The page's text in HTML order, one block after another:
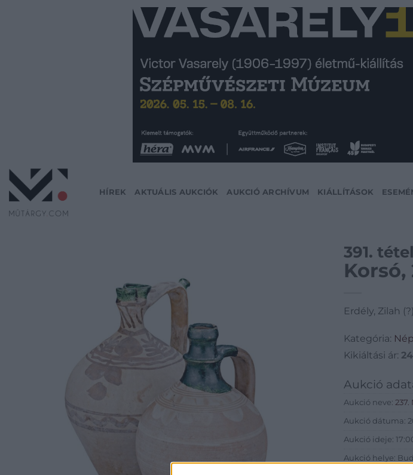
HÍREK AKTUÁLIS AUKCIÓK AUKCIÓ ARCHÍVUM KIÁLLÍTÁSOK
391.
Korsó,
Erdély, Zilah
Kategória:
Kikiáltási ár:
Aukció
Aukció neve:
Aukció dátuma:
Aukció ideje:
Aukció helye: